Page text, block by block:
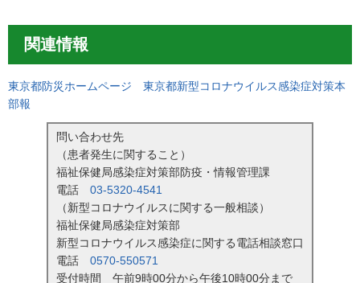
関連情報
東京都防災ホームページ 東京都新型コロナウイルス感染症対策本
部報
問い合わせ先
（患者発生に関すること）
福祉保健局感染症対策部防疫・情報管理課
電話 03-5320-4541
（新型コロナウイルスに関する一般相談）
福祉保健局感染症対策部
新型コロナウイルス感染症に関する電話相談窓口
電話 0570-550571
受付時間 午前9時00分から午後10時00分まで